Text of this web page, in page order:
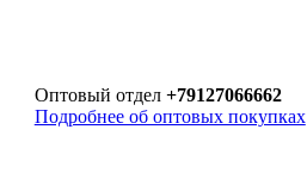
Оптовый отдел +79127066662
Подробнее об оптовых покупках